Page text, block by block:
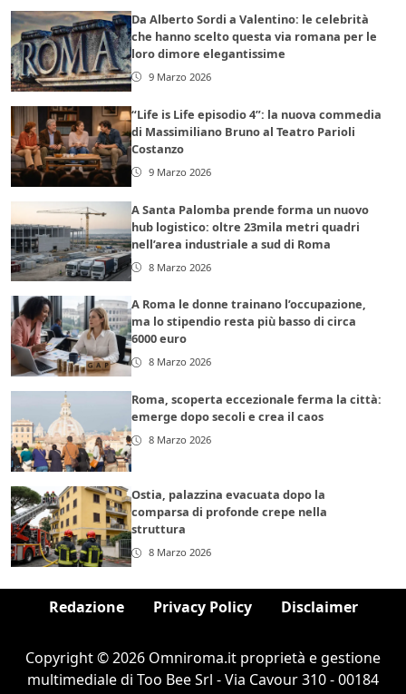
Da Alberto Sordi a Valentino: le celebrità
che hanno scelto questa via romana per le
loro dimore elegantissime
9 Marzo 2026
“Life is Life episodio 4”: la nuova commedia
di Massimiliano Bruno al Teatro Parioli
Costanzo
9 Marzo 2026
A Santa Palomba prende forma un nuovo
hub logistico: oltre 23mila metri quadri
nell’area industriale a sud di Roma
8 Marzo 2026
A Roma le donne trainano l’occupazione,
ma lo stipendio resta più basso di circa
6000 euro
8 Marzo 2026
Roma, scoperta eccezionale ferma la città:
emerge dopo secoli e crea il caos
8 Marzo 2026
Ostia, palazzina evacuata dopo la
comparsa di profonde crepe nella
struttura
8 Marzo 2026
Redazione Privacy Policy Disclaimer
Copyright © 2026 Omniroma.it proprietà e gestione
multimediale di Too Bee Srl - Via Cavour 310 - 00184